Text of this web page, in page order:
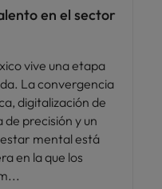
en el sector
vive una etapa
La convergencia
digitalización de
de precisión y un
mental está
en la que los